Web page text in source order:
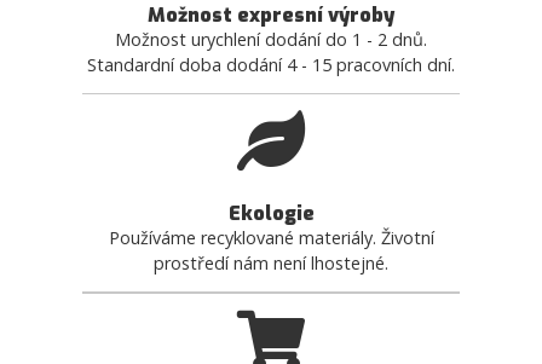
Možnost expresní výroby
Možnost urychlení dodání do 1 - 2 dnů.
Standardní doba dodání 4 - 15 pracovních dní.
Ekologie
Používáme recyklované materiály. Životní
prostředí nám není lhostejné.